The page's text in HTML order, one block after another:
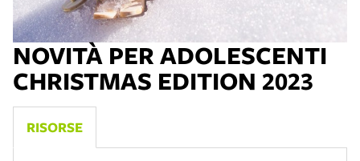
NOVITÀ PER ADOLESCENTI
CHRISTMAS EDITION 2023
RISORSE